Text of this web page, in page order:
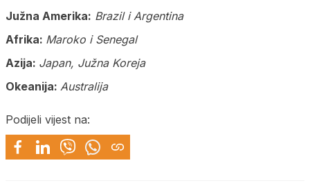
Južna Amerika: Brazil i Argentina
Afrika: Maroko i Senegal
Azija: Japan, Južna Koreja
Okeanija: Australija
Podijeli vijest na: